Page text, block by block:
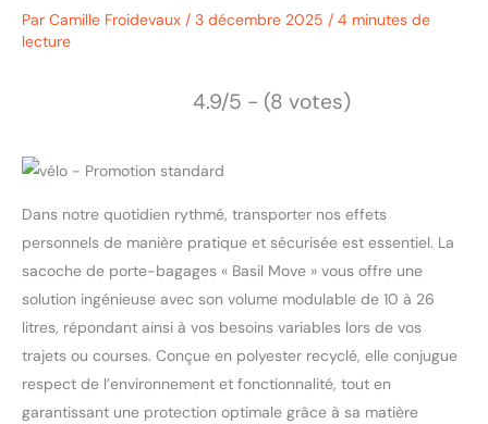
Par Camille Froidevaux / 3 décembre 2025 / 4 minutes de
lecture
4.9/5 - (8 votes)
Dans notre quotidien rythmé, transporter nos effets
personnels de manière pratique et sécurisée est essentiel. La
sacoche de porte-bagages « Basil Move » vous offre une
solution ingénieuse avec son volume modulable de 10 à 26
litres, répondant ainsi à vos besoins variables lors de vos
trajets ou courses. Conçue en polyester recyclé, elle conjugue
respect de l’environnement et fonctionnalité, tout en
garantissant une protection optimale grâce à sa matière